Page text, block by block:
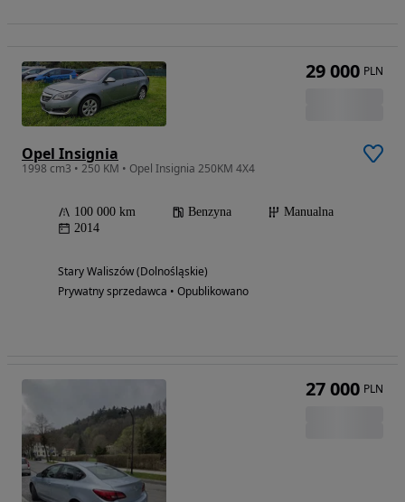
Opel Insignia
1998 cm3 • 250 KM • Opel Insignia 250KM 4X4
100 000 km Benzyna
Manualna
2014
Stary Waliszów (Dolnośląskie)
Prywatny sprzedawca • Opublikowano
29 000 PLN
27 000 PLN